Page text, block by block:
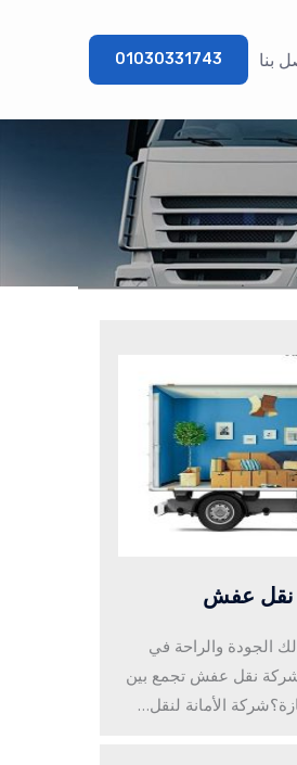
بنا 01030331743
عفش
والراحة في
نقل عفش تجمع بين
الأمانة لنقل…